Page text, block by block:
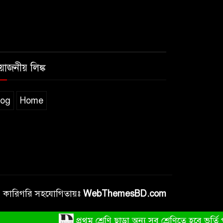
লিঙ্ক
Home
কারিগরি সহযোগিতায়ঃ WebThemesBD.com
প্রথম শ্রেণি ছাড়া অন্য সব শ্রেণিতে হবে ভর্তি